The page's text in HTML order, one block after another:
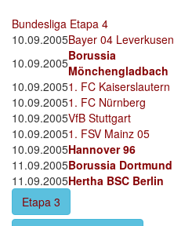
Bundesliga Etapa 4
10.09.2005Bayer 04 Leverkusen
10.09.2005Borussia
Mönchengladbach
10.09.20051. FC Kaiserslautern
10.09.20051. FC Nürnberg
10.09.2005VfB Stuttgart
10.09.20051. FSV Mainz 05
10.09.2005Hannover 96
11.09.2005Borussia Dortmund
11.09.2005Hertha BSC Berlin
Etapa 3